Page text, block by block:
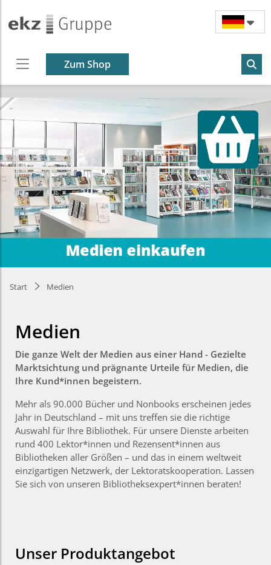
Zum Shop
Start Medien
Medien
Die ganze Welt der Medien aus einer Hand - Gezielte
Marktsichtung und prägnante Urteile für Medien, die
Ihre Kund*innen begeistern.
Mehr als 90.000 Bücher und Nonbooks erscheinen jedes
Jahr in Deutschland – mit uns treffen sie die richtige
Auswahl für Ihre Bibliothek. Für unsere Dienste arbeiten
rund 400 Lektor*innen und Rezensent*innen aus
Bibliotheken aller Größen – und das in einem weltweit
einzigartigen Netzwerk, der Lektoratskooperation. Lassen
Sie sich von unseren Bibliotheksexpert*innen beraten!
Unser Produktangebot